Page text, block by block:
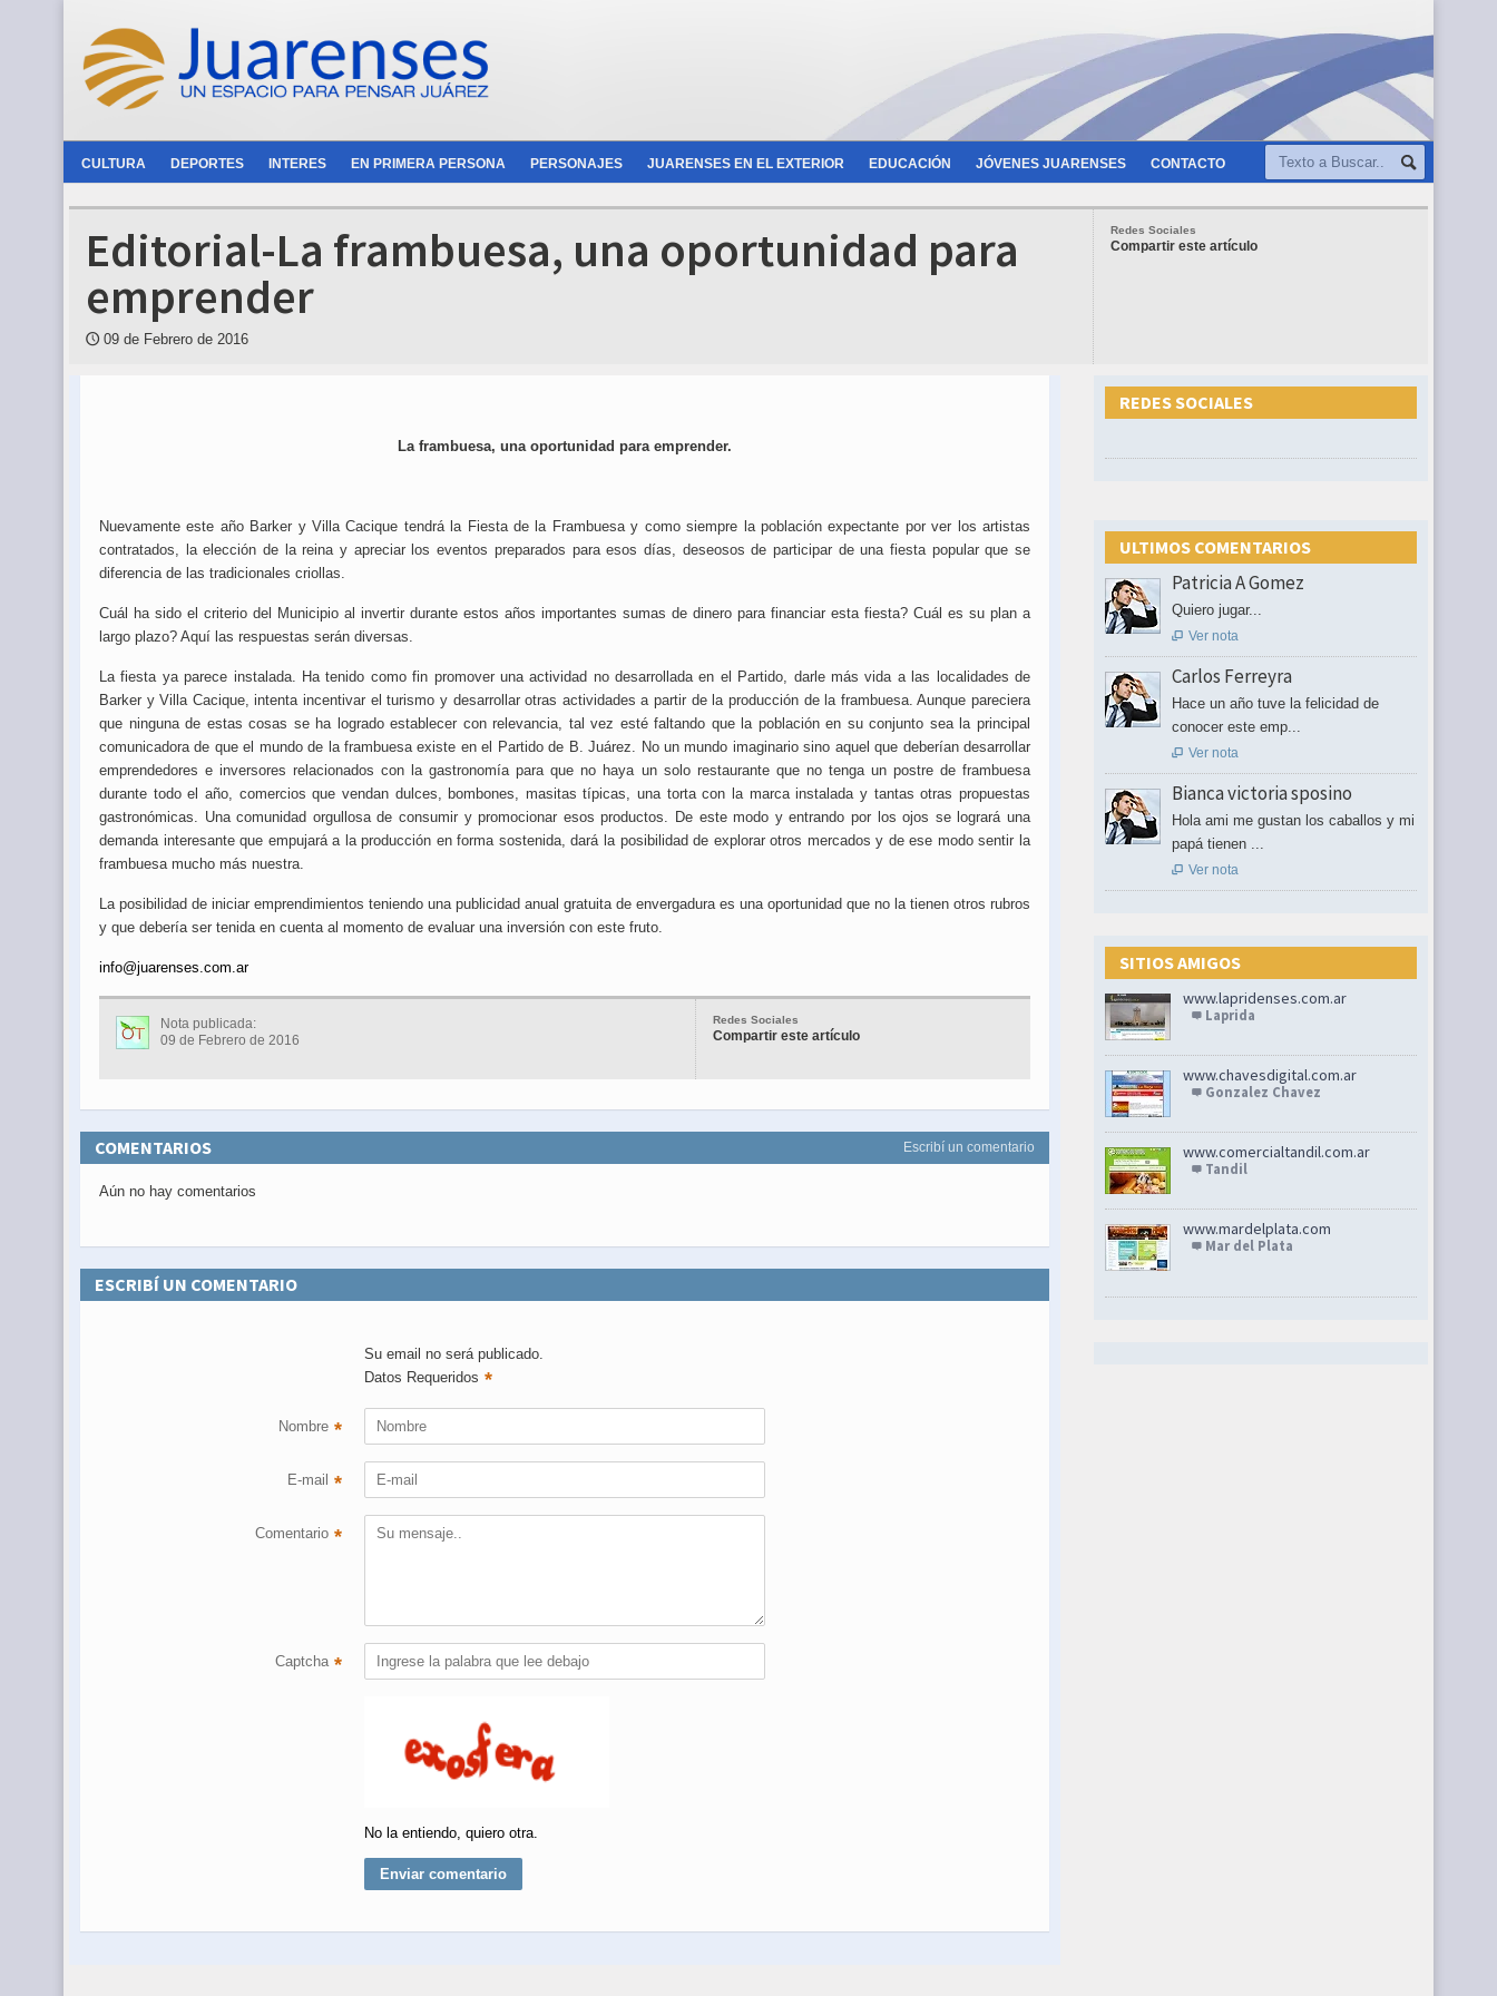
CULTURA DEPORTES INTERES EN PRIMERA PERSONA PERSONAJES JUARENSES EN EL EXTERIOR EDUCACIÓN JÓVENES JUARENSES CONTACTO
Redes Sociales
Compartir este artículo
Editorial-La frambuesa, una oportunidad para
emprender
🕔 09 de Febrero de 2016
La frambuesa, una oportunidad para emprender.
Nuevamente este año Barker y Villa Cacique tendrá la Fiesta de la Frambuesa y como siempre la población expectante por ver los artistas
contratados, la elección de la reina y apreciar los eventos preparados para esos días, deseosos de participar de una fiesta popular que se
diferencia de las tradicionales criollas.
Cuál ha sido el criterio del Municipio al invertir durante estos años importantes sumas de dinero para financiar esta fiesta? Cuál es su plan a
largo plazo? Aquí las respuestas serán diversas.
La fiesta ya parece instalada. Ha tenido como fin promover una actividad no desarrollada en el Partido, darle más vida a las localidades de
Barker y Villa Cacique, intenta incentivar el turismo y desarrollar otras actividades a partir de la producción de la frambuesa. Aunque pareciera
que ninguna de estas cosas se ha logrado establecer con relevancia, tal vez esté faltando que la población en su conjunto sea la principal
comunicadora de que el mundo de la frambuesa existe en el Partido de B. Juárez. No un mundo imaginario sino aquel que deberían desarrollar
emprendedores e inversores relacionados con la gastronomía para que no haya un solo restaurante que no tenga un postre de frambuesa
durante todo el año, comercios que vendan dulces, bombones, masitas típicas, una torta con la marca instalada y tantas otras propuestas
gastronómicas. Una comunidad orgullosa de consumir y promocionar esos productos. De este modo y entrando por los ojos se logrará una
demanda interesante que empujará a la producción en forma sostenida, dará la posibilidad de explorar otros mercados y de ese modo sentir la
frambuesa mucho más nuestra.
La posibilidad de iniciar emprendimientos teniendo una publicidad anual gratuita de envergadura es una oportunidad que no la tienen otros rubros
y que debería ser tenida en cuenta al momento de evaluar una inversión con este fruto.
info@juarenses.com.ar
Redes Sociales
Compartir este artículo
Nota publicada:
09 de Febrero de 2016
Escribí un comentario
COMENTARIOS
Aún no hay comentarios
ESCRIBÍ UN COMENTARIO
Su email no será publicado.
Datos Requeridos *
Nombre *
E-mail *
Comentario *
Captcha *
No la entiendo, quiero otra.
REDES SOCIALES
ULTIMOS COMENTARIOS
Patricia A Gomez
Quiero jugar...
 Ver nota
Carlos Ferreyra
Hace un año tuve la felicidad de
conocer este emp...
 Ver nota
Bianca victoria sposino
Hola ami me gustan los caballos y mi
papá tienen ...
 Ver nota
SITIOS AMIGOS
www.lapridenses.com.ar
Laprida
www.chavesdigital.com.ar
Gonzalez Chavez
www.comercialtandil.com.ar
Tandil
www.mardelplata.com
Mar del Plata